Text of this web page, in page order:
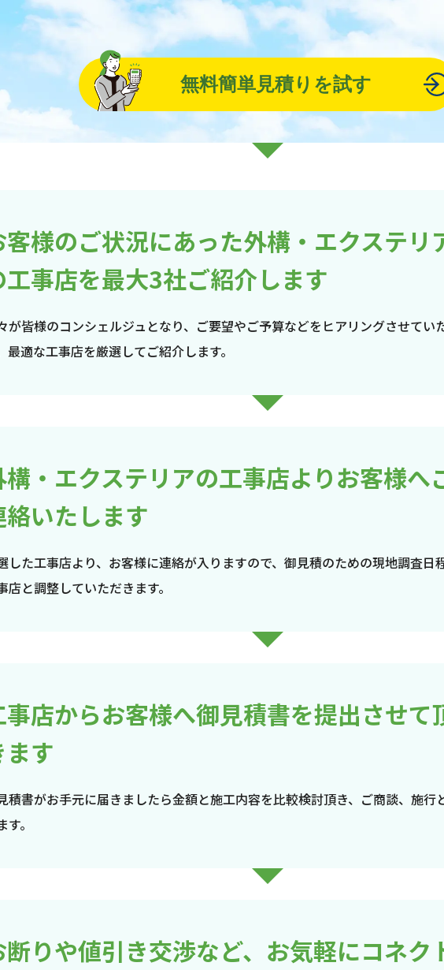
無料簡単見積りを試す
客様のご状況にあった外構・エクステリ
工事店を最大3社ご紹介します
が皆様のコンシェルジュとなり、ご要望やご予算などをヒアリングさせてい
最適な工事店を厳選してご紹介します。
構・エクステリアの工事店よりお客様へ
絡いたします
した工事店より、お客様に連絡が入りますので、御見積のための現地調査日
店と調整していただきます。
事店からお客様へ御見積書を提出させて
ます
積書がお手元に届きましたら金額と施工内容を比較検討頂き、ご商談、施行
す。
断りや値引き交渉など、お気軽にコネク